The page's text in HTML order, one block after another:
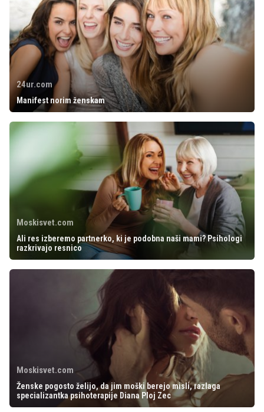
24ur.com
Manifest norim ženskam
Moskisvet.com
Ali res izberemo partnerko, ki je podobna naši mami? Psihologi
razkrivajo resnico
Moskisvet.com
Ženske pogosto želijo, da jim moški berejo misli, razlaga
specializantka psihoterapije Diana Ploj Zec